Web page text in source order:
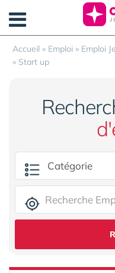
Accueil » Emploi » Emploi
» Start up
Panneau de gestion des